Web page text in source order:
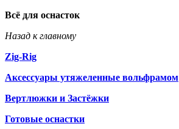
Всё для оснасток
Назад к главному
Zig-Rig
Аксессуары утяжеленные вольфрамом
Вертлюжки и Застёжки
Готовые оснастки